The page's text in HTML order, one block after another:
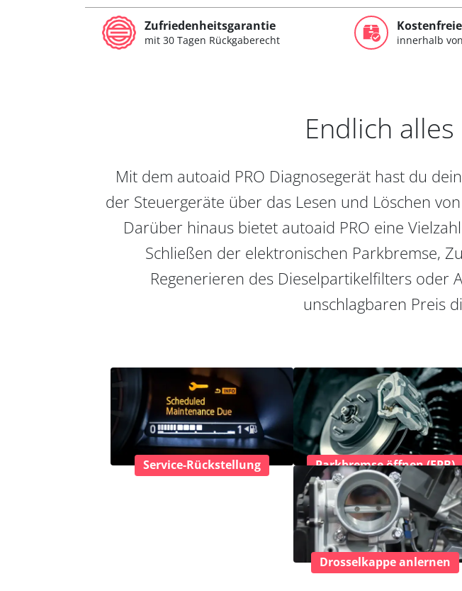
Zufriedenheitsgarantie
mit 30 Tagen Rückgaberecht innerhalb
Endlich
Mit dem autoaid PRO Diagnosegerät hast du
der Steuergeräte über das Lesen und Löschen
Darüber hinaus bietet autoaid PRO eine
Schließen der elektronischen Parkbremse,
Regenerieren des Dieselpartikelfilters oder
unschlagbaren Preis
Service-Rückstellung Parkbremse öffnen (EPB)
Drosselkappe anlernen